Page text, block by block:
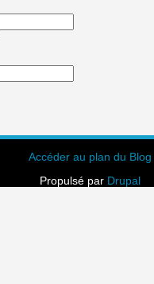
Accéder au plan du Blog
Propulsé par Drupal